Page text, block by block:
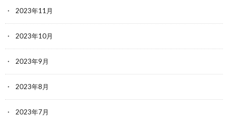
2023年11月
2023年10月
2023年9月
2023年8月
2023年7月